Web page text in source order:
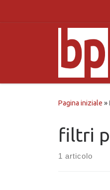
Pagina iniziale »
filtri
1 articolo